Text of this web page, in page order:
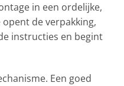
in een ordelijke,
de verpakking,
instructies en begint
Een goed